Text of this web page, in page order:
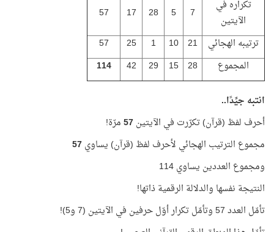
تكراره في
الآيتين
7
5
28
17
57
ترتيبه الهجائي
21
10
1
25
57
المجموع
28
15
29
42
114
انتبه جيِّدًا..
أحرف لفظ (قرآن) تكرّرت في الآيتين57مرّة!
مجموع الترتيب الهجائي لأحرف لفظ (قرآن) يساوي57
ومجموع العددين يساوي 114
النتيجة نفسها والدلالة الرقمية ذاتها!
تأمّل العدد 57 وتأمّل تكرار أوّل حرفين في الآيتين (7 و5)!